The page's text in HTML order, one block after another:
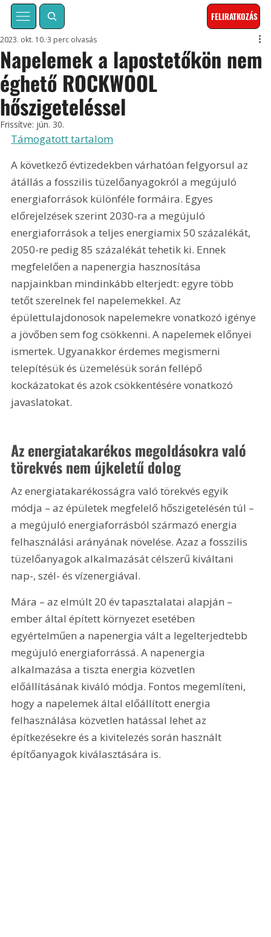
FELIRATKOZÁS
Napelemek a lapostetőkön nem
éghető ROCKWOOL
hőszigeteléssel
2023. okt. 10. 3 perc olvasás
Frissítve: jún. 30.
Támogatott tartalom
A következő évtizedekben várhatóan felgyorsul az
átállás a fosszilis tüzelőanyagokról a megújuló
energiaforrások különféle formáira. Egyes
előrejelzések szerint 2030-ra a megújuló
energiaforrások a teljes energiamix 50 százalékát,
2050-re pedig 85 százalékát tehetik ki. Ennek
megfelelően a napenergia hasznosítása
napjainkban mindinkább elterjedt: egyre több
tetőt szerelnek fel napelemekkel. Az
épülettulajdonosok napelemekre vonatkozó igénye
a jövőben sem fog csökkenni. A napelemek előnyei
ismertek. Ugyanakkor érdemes megismerni
telepítésük és üzemelésük során fellépő
kockázatokat és azok csökkentésére vonatkozó
javaslatokat.
Az energiatakarékos megoldásokra való
törekvés nem újkeletű dolog
Az energiatakarékosságra való törekvés egyik
módja – az épületek megfelelő hőszigetelésén túl –
a megújuló energiaforrásból származó energia
felhasználási arányának növelése. Azaz a fosszilis
tüzelőanyagok alkalmazását célszerű kiváltani
nap-, szél- és vízenergiával.
Mára – az elmúlt 20 év tapasztalatai alapján –
ember által épített környezet esetében
egyértelműen a napenergia vált a legelterjedtebb
megújuló energiaforrássá. A napenergia
alkalmazása a tiszta energia közvetlen
előállításának kiváló módja. Fontos megemlíteni,
hogy a napelemek által előállított energia
felhasználása közvetlen hatással lehet az
építkezésekre és a kivitelezés során használt
építőanyagok kiválasztására is.